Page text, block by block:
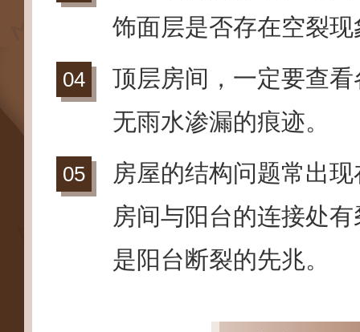
饰面层是否存在空裂现
顶层房间，一定要查
无雨水渗漏的痕迹。
房屋的结构问题常出
房间与阳台的连接处
是阳台断裂的先兆。